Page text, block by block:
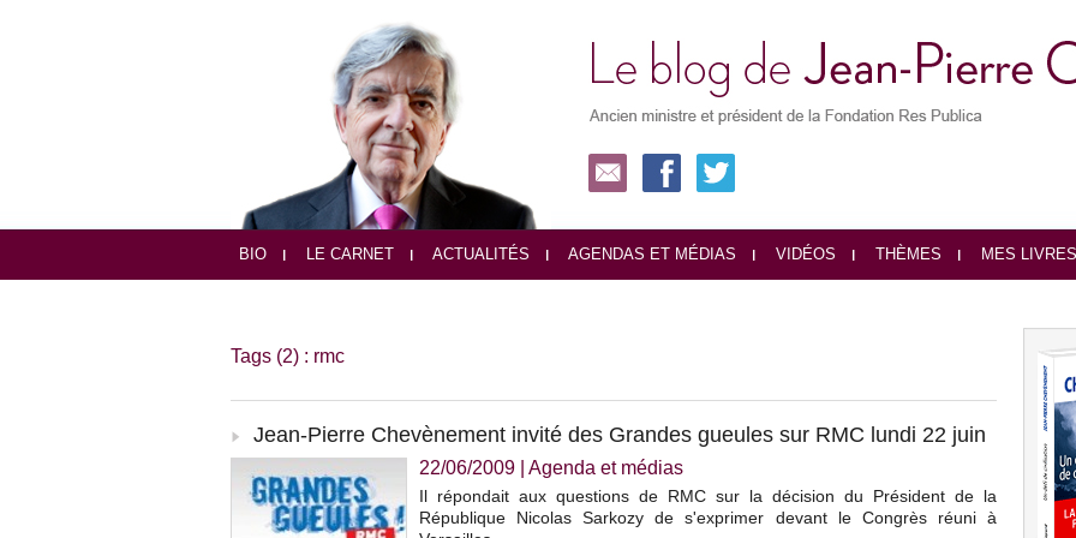
BIO LE CARNET ACTUALITÉS AGENDAS ET MÉDIAS VIDÉOS THÈMES MES LIVRES
Tags (2) : rmc
Jean-Pierre Chevènement invité des Grandes gueules sur RMC lundi 22 juin
22/06/2009 Agenda et médias
Il répondait aux questions de RMC sur la décision du Président de la
République Nicolas Sarkozy de s'exprimer devant le Congrès réuni à